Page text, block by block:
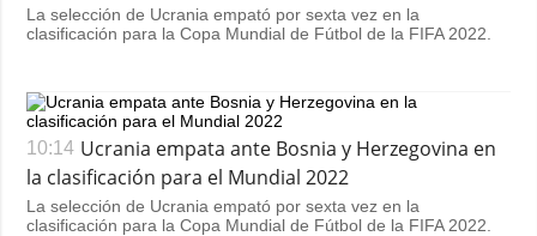
La selección de Ucrania empató por sexta vez en la
clasificación para la Copa Mundial de Fútbol de la FIFA 2022.
10:14 Ucrania empata ante Bosnia y Herzegovina en
la clasificación para el Mundial 2022
La selección de Ucrania empató por sexta vez en la
clasificación para la Copa Mundial de Fútbol de la FIFA 2022.